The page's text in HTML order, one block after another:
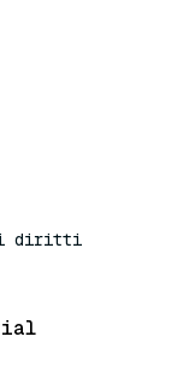
i diritti